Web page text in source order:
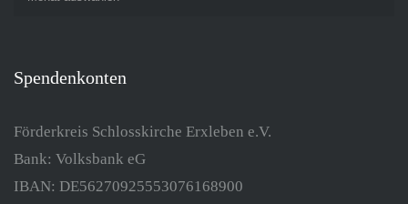
Spendenkonten
Förderkreis Schlosskirche Erxleben e.V.
Bank: Volksbank eG
IBAN: DE56270925553076168900